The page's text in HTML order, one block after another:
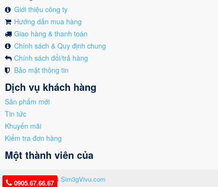
0905.67.66.67
Giới thiệu công ty
Hướng dẫn mua hàng
Giao hàng & thanh toán
Chính sách & Quy định chung
Chính sách đổi/trả hàng
Bảo mật thông tin
Dịch vụ khách hàng
Sản phẩm mới
Tin tức
Khuyến mãi
Kiểm tra đơn hàng
Một thành viên của
Copyright © 2024 Sim3gVivu.com